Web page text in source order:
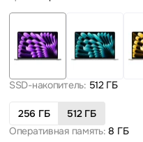
SSD-накопитель: 512 ГБ
256 ГБ
512 ГБ
Оперативная память: 8 ГБ